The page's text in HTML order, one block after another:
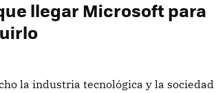
llegar Microsoft para
la industria tecnológica y la sociedad